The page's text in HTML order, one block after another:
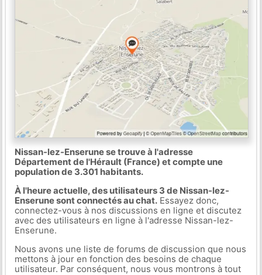
Nissan-lez-Enserune se trouve à l'adresse
Département de l'Hérault (France) et compte une
population de 3.301 habitants.
À l'heure actuelle, des utilisateurs 3 de Nissan-lez-
Enserune sont connectés au chat.Essayez donc,
connectez-vous à nos discussions en ligne et discutez
avec des utilisateurs en ligne à l'adresse Nissan-lez-
Enserune.
Nous avons une liste de forums de discussion que nous
mettons à jour en fonction des besoins de chaque
utilisateur. Par conséquent, nous vous montrons à tout